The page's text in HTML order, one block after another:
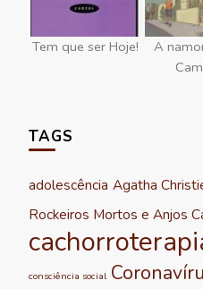
Tem que ser Hoje!
A
TAGS
adolescência Agatha
Rockeiros Mortos e Anjos
consciência social